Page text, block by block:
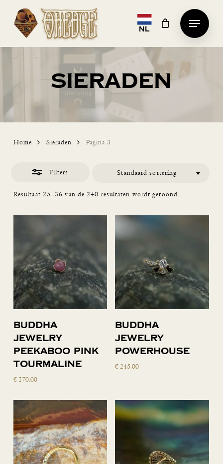
Skip
NL
Menu
Sieraden
Home Sieraden Pagina 3
Filters
Resultaat 25–36 van de 240 resultaten wordt getoond
Standaard sortering
Close
Filters
Buddha
Jewelry
Peekaboo Pink
Tourmaline
€170,00
Buddha
Jewelry
Powerhouse
€245,00